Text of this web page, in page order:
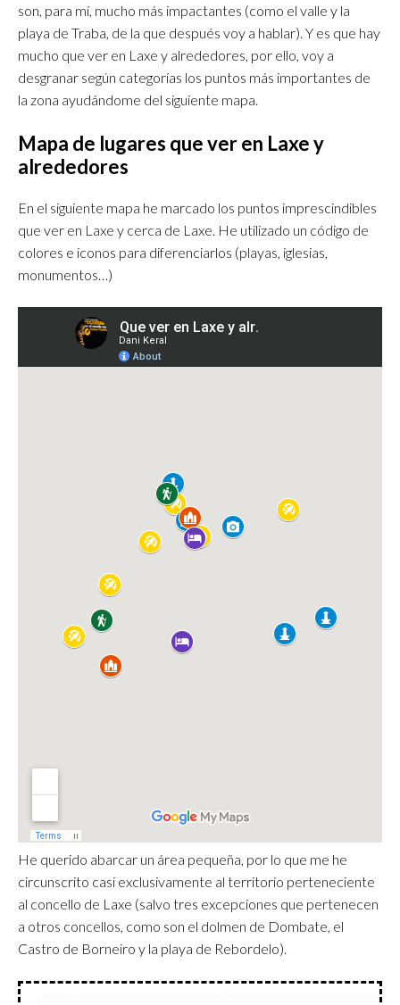
son, para mí, mucho más impactantes (como el valle y la
playa de Traba, de la que después voy a hablar). Y es que hay
mucho que ver en Laxe y alrededores, por ello, voy a
desgranar según categorías los puntos más importantes de
la zona ayudándome del siguiente mapa.
Mapa de lugares que ver en Laxe y
alrededores
En el siguiente mapa he marcado los puntos imprescindibles
que ver en Laxe y cerca de Laxe. He utilizado un código de
colores e iconos para diferenciarlos (playas, iglesias,
monumentos…)
He querido abarcar un área pequeña, por lo que me he
circunscrito casi exclusivamente al territorio perteneciente
al concello de Laxe (salvo tres excepciones que pertenecen
a otros concellos, como son el dolmen de Dombate, el
Castro de Borneiro y la playa de Rebordelo).